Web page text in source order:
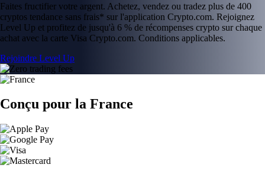
Faites fructifier votre argent. Achetez, vendez ou tradez plus de 400
cryptos tendance sans frais* sur l'application Crypto.com. Rejoignez
Level Up et profitez de jusqu'à 6 % de récompenses crypto sur chaque
achat avec la carte Visa Crypto.com. Conditions applicables.
Rejoindre Level Up
Conçu pour la France